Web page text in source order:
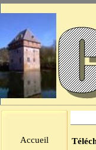
Accueil